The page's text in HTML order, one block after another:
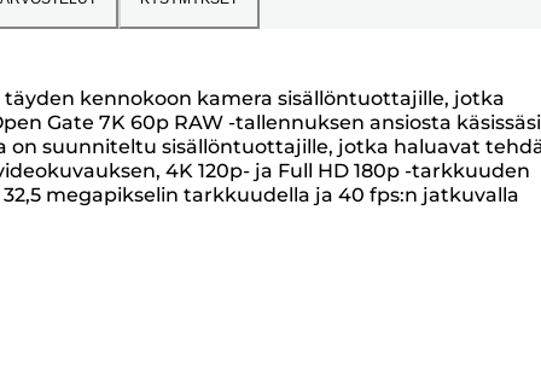
täyden kennokoon kamera sisällöntuottajille, jotka
Gate 7K 60p RAW -tallennuksen ansiosta
on suunniteltu sisällöntuottajille, jotka haluavat
4K 120p- ja Full HD 180p -tarkkuuden
megapikselin tarkkuudella ja 40 fps:n jatkuvalla